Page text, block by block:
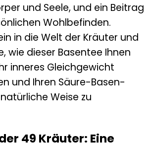
und Seele, und ein Beitrag
Wohlbefinden.
in die Welt der Kräuter und
wie dieser Basentee Ihnen
inneres Gleichgewicht
und Ihren Säure-Basen-
Weise zu
49 Kräuter: Eine